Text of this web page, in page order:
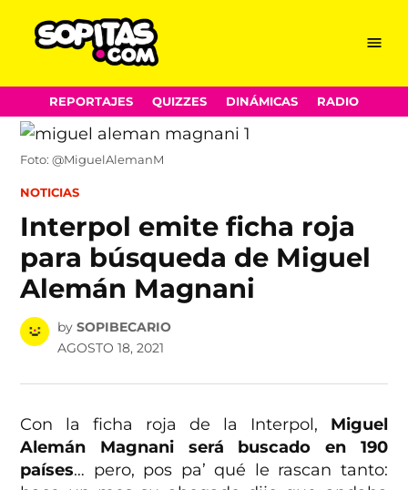
Skip
to
content
Menu
REPORTAJES QUIZZES DINÁMICAS RADIO
Foto: @MiguelAlemanM
POSTED
NOTICIAS
Interpol emite ficha roja
para búsqueda de Miguel
Alemán Magnani
by SOPIBECARIO
AGOSTO 18, 2021
Con la ficha roja de la Interpol, Miguel
Alemán Magnani será buscado en 190
países… pero, pos pa’ qué le rascan tanto: